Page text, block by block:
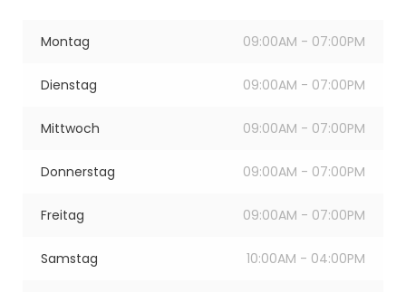
Montag 09:00AM - 07:00PM
Dienstag 09:00AM - 07:00PM
Mittwoch 09:00AM - 07:00PM
Donnerstag 09:00AM - 07:00PM
Freitag 09:00AM - 07:00PM
Samstag 10:00AM - 04:00PM